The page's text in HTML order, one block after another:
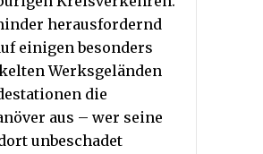
herausfordernd
einigen besonders
Werksgeländen
die
aus – wer seine
unbeschadet